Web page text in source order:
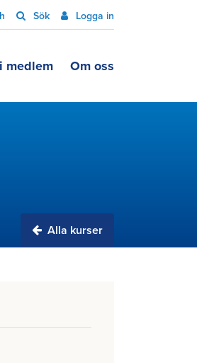
Sök Logga in
medlem Om oss
Alla kurser